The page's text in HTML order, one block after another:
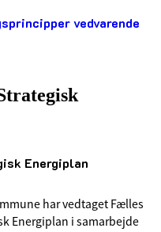
vedvarende
Energiplan
har vedtaget Fælles
Energiplan i samarbejde